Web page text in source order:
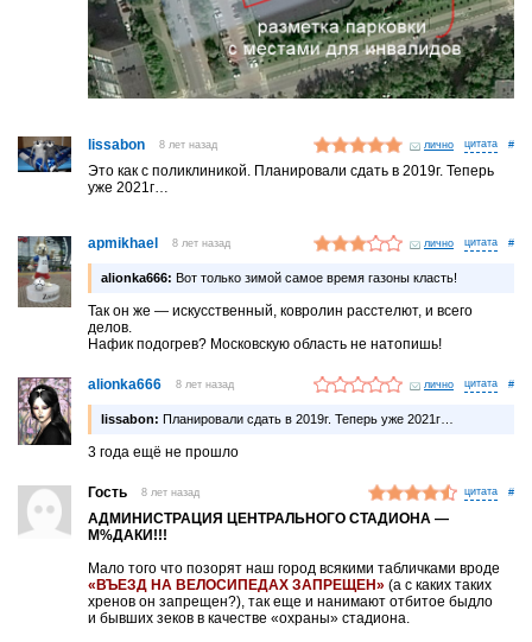
lissabon 8 лет назад лично #
Это как с поликлиникой. Планировали сдать в 2019г. Теперь
уже 2021г…
apmikhael 8 лет назад лично #
alionka666: Вот только зимой самое время газоны класть!
Так он же — искусственный, ковролин расстелют, и всего
делов.
Нафик подогрев? Московскую область не натопишь!
alionka666 8 лет назад лично #
lissabon: Планировали сдать в 2019г. Теперь уже 2021г…
3 года ещё не прошло
Гость 8 лет назад #
АДМИНИСТРАЦИЯ ЦЕНТРАЛЬНОГО СТАДИОНА —
M%ДAКИ!!!
Мало того что позорят наш город всякими табличками вроде
«ВЪЕЗД НА ВЕЛОСИПЕДАХ ЗАПРЕЩЕН» (а с каких таких
xpeнов он запрещен?), так еще и нанимают отбитое быдло
и бывших зeков в качестве «охраны» стадиона.